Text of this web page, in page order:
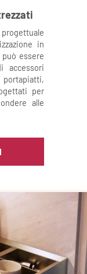
in
essere
accessori
per
alle